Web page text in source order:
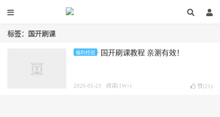
标签：国开刷课
福利经验 国开刷课教程 亲测有效！
2020-05-23 阅读(1W+) 赞(21 )